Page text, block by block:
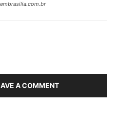
A COMMENT